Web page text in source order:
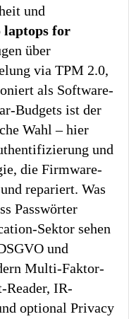
und
laptops for
über
via TPM 2.0,
als Software-
Budgets ist der
Wahl – hier
und
die Firmware-
repariert. Was
Passwörter
Sektor sehen
und
Multi-Faktor-
IR-
optional Privacy